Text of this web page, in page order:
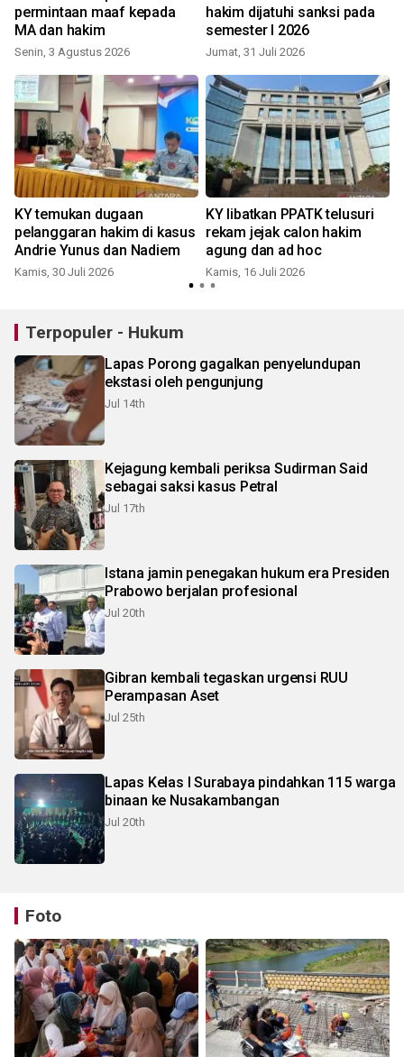
permintaan maaf kepada
MA dan hakim
Senin, 3 Agustus 2026
hakim dijatuhi sanksi pada
semester I 2026
Jumat, 31 Juli 2026
KY temukan dugaan
pelanggaran hakim di kasus
Andrie Yunus dan Nadiem
Kamis, 30 Juli 2026
KY libatkan PPATK telusuri
rekam jejak calon hakim
agung dan ad hoc
Kamis, 16 Juli 2026
Terpopuler - Hukum
Lapas Porong gagalkan penyelundupan
ekstasi oleh pengunjung
Jul 14th
Kejagung kembali periksa Sudirman Said
sebagai saksi kasus Petral
Jul 17th
Istana jamin penegakan hukum era Presiden
Prabowo berjalan profesional
Jul 20th
Gibran kembali tegaskan urgensi RUU
Perampasan Aset
Jul 25th
Lapas Kelas I Surabaya pindahkan 115 warga
binaan ke Nusakambangan
Jul 20th
Foto